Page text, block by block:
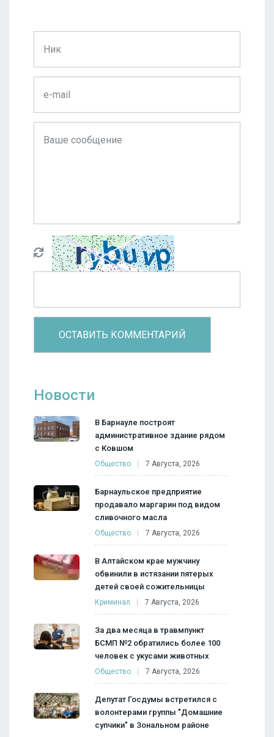
Новости
В Барнауле построят
административное здание рядом
с Ковшом
Общество 7 Августа, 2026
Барнаульское предприятие
продавало маргарин под видом
сливочного масла
Общество 7 Августа, 2026
В Алтайском крае мужчину
обвинили в истязании пятерых
детей своей сожительницы
Криминал 7 Августа, 2026
За два месяца в травмпункт
БСМП №2 обратились более 100
человек с укусами животных
Общество 7 Августа, 2026
Депутат Госдумы встретился с
волонтерами группы "Домашние
супчики" в Зональном районе